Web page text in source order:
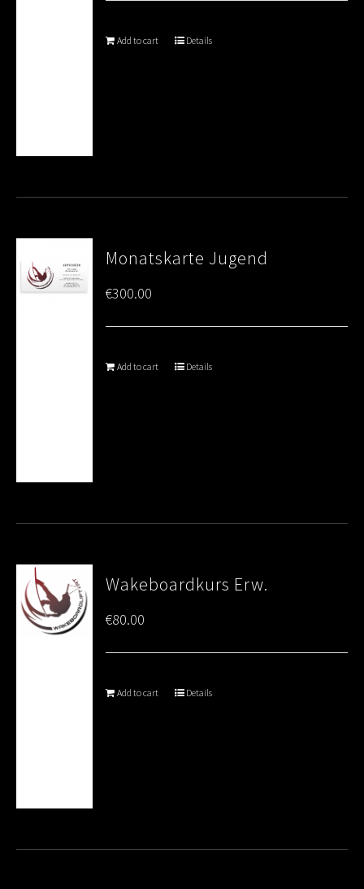
Add to cart Details
Monatskarte Jugend
€300.00
Add to cart Details
Wakeboardkurs Erw.
€80.00
Add to cart Details